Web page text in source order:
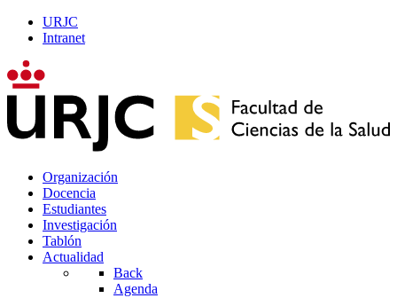
URJC
Intranet
Organización
Docencia
Estudiantes
Investigación
Tablón
Actualidad
Back
Agenda